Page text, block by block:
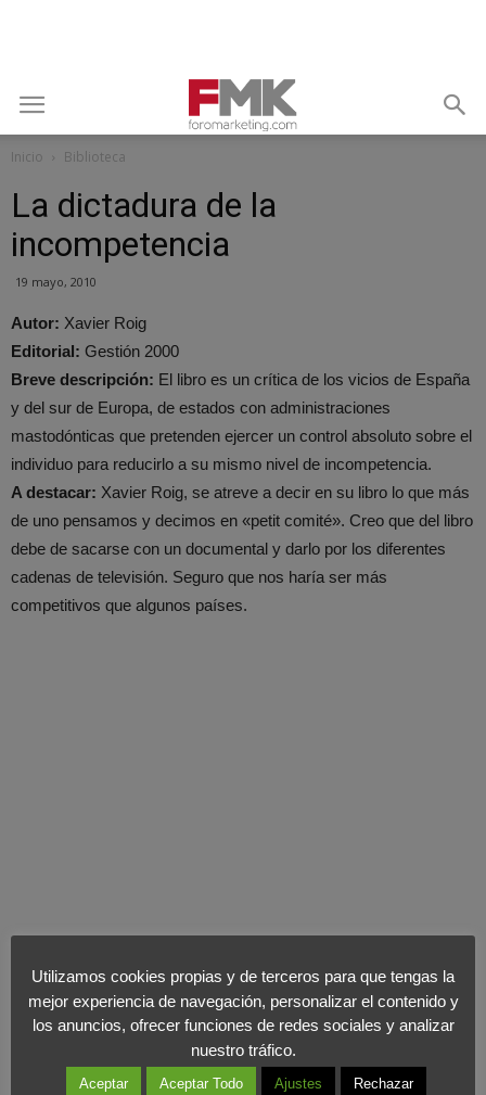
Inicio Biblioteca
La dictadura de la
incompetencia
19 mayo, 2010
Autor: Xavier Roig
Editorial: Gestión 2000
Breve descripción: El libro es un crítica de los vicios de España
y del sur de Europa, de estados con administraciones
mastodónticas que pretenden ejercer un control absoluto sobre el
individuo para reducirlo a su mismo nivel de incompetencia.
A destacar: Xavier Roig, se atreve a decir en su libro lo que más
de uno pensamos y decimos en «petit comité». Creo que del libro
debe de sacarse con un documental y darlo por los diferentes
cadenas de televisión. Seguro que nos haría ser más
competitivos que algunos países.
Últimas Noticias
Cuando la marca se vive desde dentro: el valor
estratégico del marketing interno
Utilizamos cookies propias y de terceros para que tengas la
mejor experiencia de navegación, personalizar el contenido y
los anuncios, ofrecer funciones de redes sociales y analizar
nuestro tráfico.
Aceptar Aceptar Todo Ajustes Rechazar